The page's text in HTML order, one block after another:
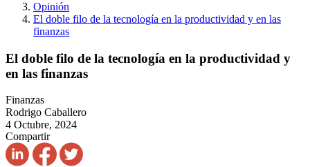
Opinión
El doble filo de la tecnología en la productividad y en las
finanzas
El doble filo de la tecnología en la productividad y
en las finanzas
Finanzas
Rodrigo Caballero
4 Octubre, 2024
Compartir